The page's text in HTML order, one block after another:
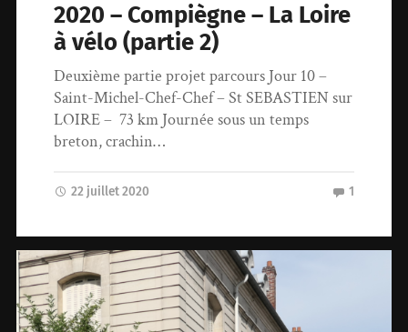
2020 – Compiègne – La Loire
à vélo (partie 2)
Deuxième partie projet parcours Jour 10 –
Saint-Michel-Chef-Chef – St SEBASTIEN sur
LOIRE – 73 km Journée sous un temps
breton, crachin…
22 juillet 2020 1